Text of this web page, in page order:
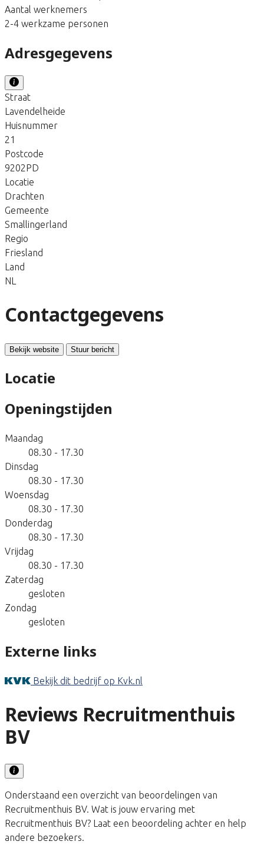
Aantal werknemers
2-4 werkzame personen
Adresgegevens
Straat
Lavendelheide
Huisnummer
21
Postcode
9202PD
Locatie
Drachten
Gemeente
Smallingerland
Regio
Friesland
Land
NL
Contactgegevens
Bekijk website Stuur bericht
Locatie
Openingstijden
Maandag
08.30 - 17.30
Dinsdag
08.30 - 17.30
Woensdag
08.30 - 17.30
Donderdag
08.30 - 17.30
Vrijdag
08.30 - 17.30
Zaterdag
gesloten
Zondag
gesloten
Externe links
Bekijk dit bedrijf op Kvk.nl
Reviews Recruitmenthuis
BV
Onderstaand een overzicht van beoordelingen van
Recruitmenthuis BV. Wat is jouw ervaring met
Recruitmenthuis BV? Laat een beoordeling achter en help
andere bezoekers.